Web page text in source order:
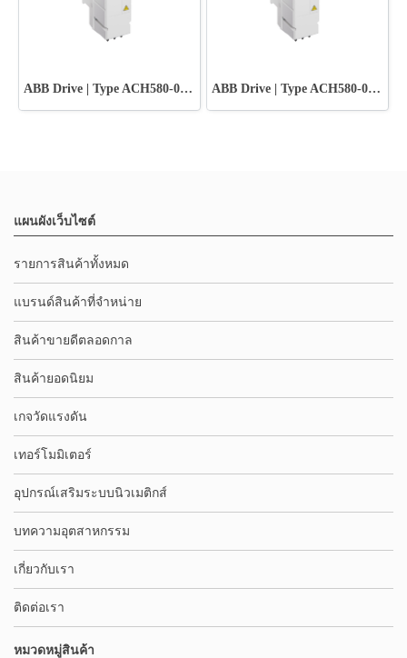
ABB Drive | Type ACH580-01-012A-2+B056 ABB Drive | Type ACH580-01-018A-2+B056
แผนผังเว็บไซต์
รายการสินค้าทั้งหมด
แบรนด์สินค้าที่จำหน่าย
สินค้าขายดีตลอดกาล
สินค้ายอดนิยม
เกจวัดแรงดัน
เทอร์โมมิเตอร์
อุปกรณ์เสริมระบบนิวเมติกส์
บทความอุตสาหกรรม
เกี่ยวกับเรา
ติดต่อเรา
หมวดหมู่สินค้า